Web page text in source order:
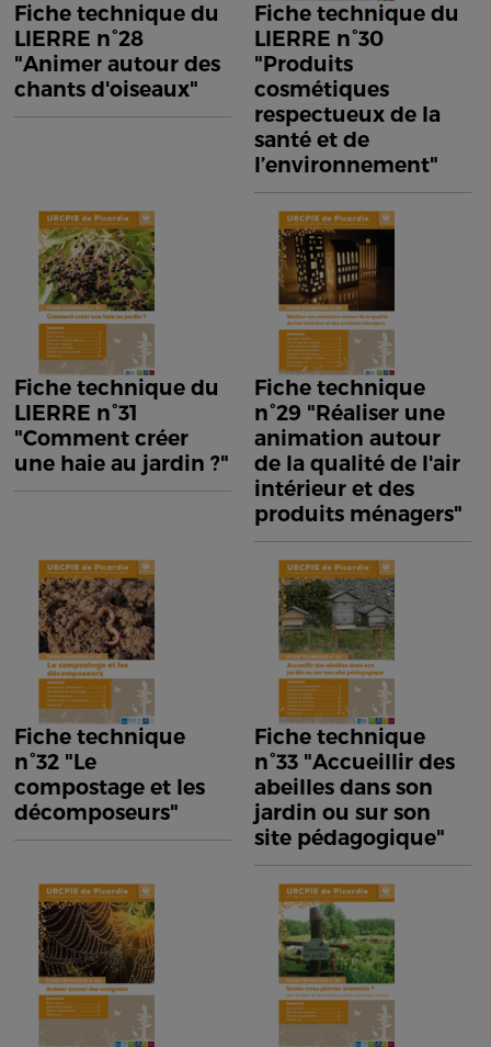
Fiche technique du
LIERRE n°28
"Animer autour des
chants d'oiseaux"
Fiche technique du
LIERRE n°30
"Produits
cosmétiques
respectueux de la
santé et de
l’environnement"
Fiche technique du
LIERRE n°31
"Comment créer
une haie au jardin ?"
Fiche technique
n°29 "Réaliser une
animation autour
de la qualité de l'air
intérieur et des
produits ménagers"
Fiche technique
n°32 "Le
compostage et les
décomposeurs"
Fiche technique
n°33 "Accueillir des
abeilles dans son
jardin ou sur son
site pédagogique"